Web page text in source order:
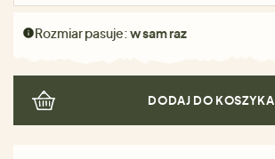
Rozmiar pasuje:w sam raz
DODAJ DO KOSZYKA